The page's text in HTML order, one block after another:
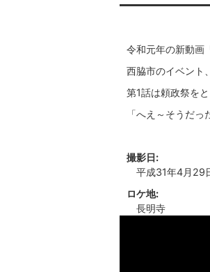
令和元年の新動画
西脇市のイベント
第1話は頼政祭を
「へえ～そうだ
撮影日:
平成31年4月29
ロケ地:
長明寺